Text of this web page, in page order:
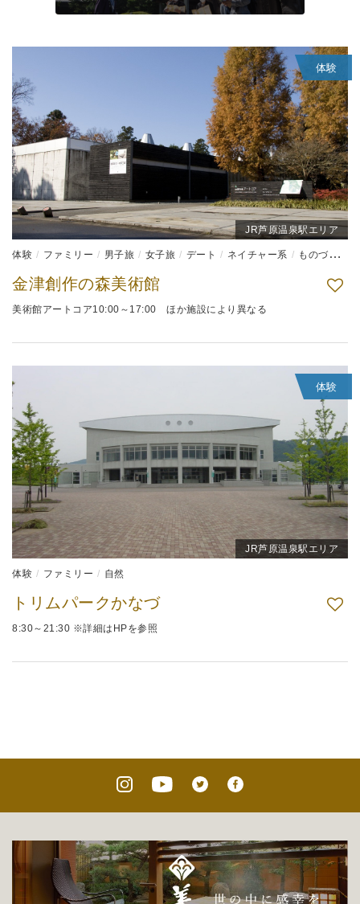
体験
JR芦原温泉駅エリア
体験 ファミリー 男子旅 女子旅 デート ネイチャー系 ものづくり体験
金津創作の森美術館
美術館アートコア10:00～17:00 ほか施設により異なる
体験
JR芦原温泉駅エリア
体験 ファミリー 自然
トリムパークかなづ
8:30～21:30 ※詳細はHPを参照